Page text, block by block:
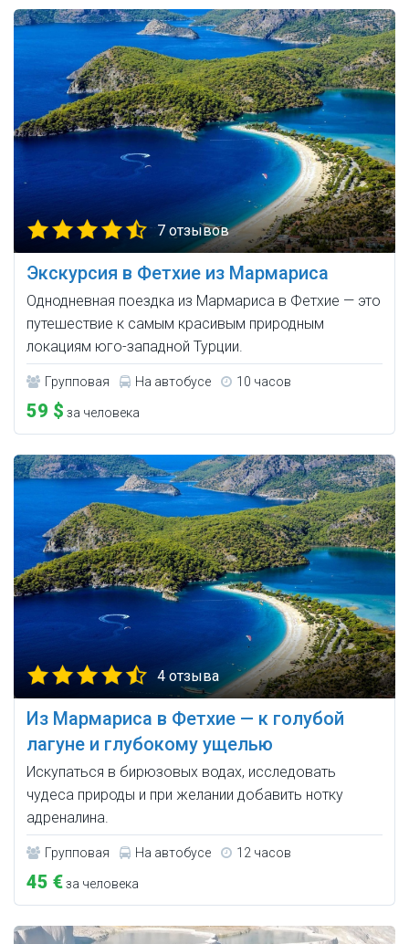
7 отзывов
Экскурсия в Фетхие из Мармариса
Однодневная поездка из Мармариса в Фетхие — это
путешествие к самым красивым природным
локациям юго-западной Турции.
Групповая На автобусе 10 часов
59 $ за человека
4 отзыва
Из Мармариса в Фетхие — к голубой
лагуне и глубокому ущелью
Искупаться в бирюзовых водах, исследовать
чудеса природы и при желании добавить нотку
адреналина.
Групповая На автобусе 12 часов
45 €за человека